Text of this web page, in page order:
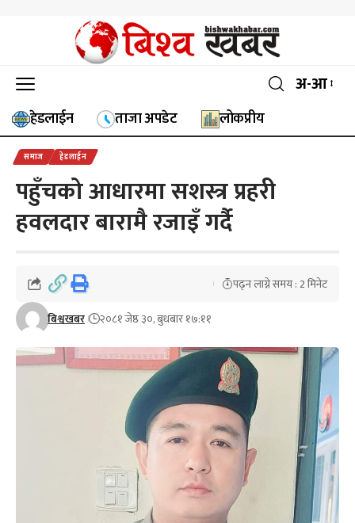
अ-आ
हेडलाईन ताजा अपडेट लोकप्रीय
समाज हेडलाईन
पहुँचको आधारमा सशस्त्र प्रहरी
हवलदार बारामै रजाइँ गर्दै
बिश्वखबर २०८१ जेष्ठ ३०, बुधबार १७:११
पढ्न लाग्ने समय : 2 मिनेट